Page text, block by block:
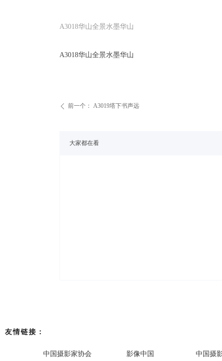
A3018华山全景水墨华山
大家都在看
ꄴ 前一个： A3019塔下书声远
A3018华山全景水墨华山
友情链接：
中国摄影家协会 影像中国 中国摄